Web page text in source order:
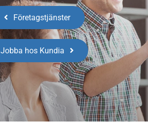
Företagstjänster
Jobba hos Kundia